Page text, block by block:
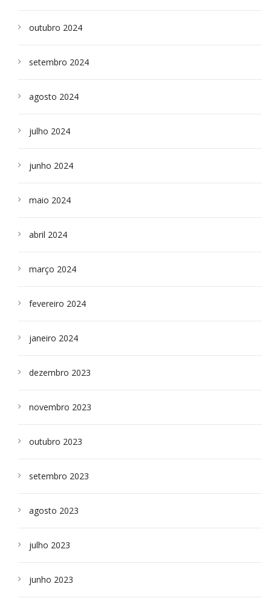
outubro 2024
setembro 2024
agosto 2024
julho 2024
junho 2024
maio 2024
abril 2024
março 2024
fevereiro 2024
janeiro 2024
dezembro 2023
novembro 2023
outubro 2023
setembro 2023
agosto 2023
julho 2023
junho 2023